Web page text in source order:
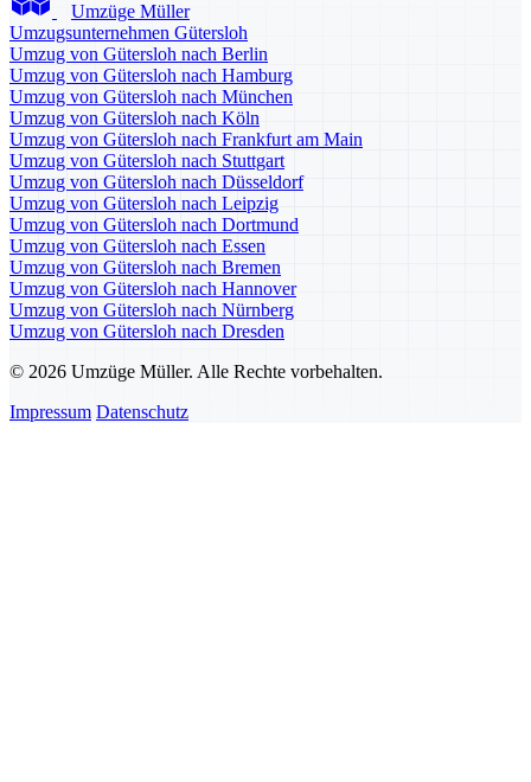
Umzüge Müller
Umzugsunternehmen Gütersloh
Umzug von Gütersloh nach Berlin
Umzug von Gütersloh nach Hamburg
Umzug von Gütersloh nach München
Umzug von Gütersloh nach Köln
Umzug von Gütersloh nach Frankfurt am Main
Umzug von Gütersloh nach Stuttgart
Umzug von Gütersloh nach Düsseldorf
Umzug von Gütersloh nach Leipzig
Umzug von Gütersloh nach Dortmund
Umzug von Gütersloh nach Essen
Umzug von Gütersloh nach Bremen
Umzug von Gütersloh nach Hannover
Umzug von Gütersloh nach Nürnberg
Umzug von Gütersloh nach Dresden
© 2026 Umzüge Müller. Alle Rechte vorbehalten.
Impressum Datenschutz